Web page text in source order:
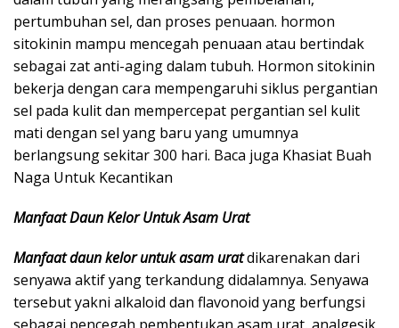
pertumbuhan sel, dan proses penuaan. hormon
sitokinin mampu mencegah penuaan atau bertindak
sebagai zat anti-aging dalam tubuh. Hormon sitokinin
bekerja dengan cara mempengaruhi siklus pergantian
sel pada kulit dan mempercepat pergantian sel kulit
mati dengan sel yang baru yang umumnya
berlangsung sekitar 300 hari. Baca juga Khasiat Buah
Naga Untuk Kecantikan
Manfaat Daun Kelor Untuk Asam Urat
Manfaat daun kelor untuk asam uratdikarenakan dari
senyawa aktif yang terkandung didalamnya. Senyawa
tersebut yakni alkaloid dan flavonoid yang berfungsi